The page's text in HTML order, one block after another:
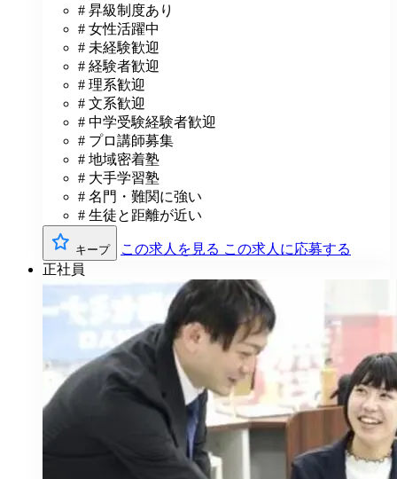
# 昇級制度あり
# 女性活躍中
# 未経験歓迎
# 経験者歓迎
# 理系歓迎
# 文系歓迎
# 中学受験経験者歓迎
# プロ講師募集
# 地域密着塾
# 大手学習塾
# 名門・難関に強い
# 生徒と距離が近い
キープ この求人を見る この求人に応募する
正社員